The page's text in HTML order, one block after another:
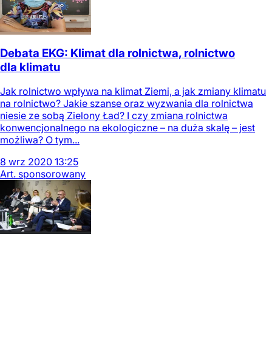
Debata EKG: Klimat dla rolnictwa, rolnictwo
dla klimatu
Jak rolnictwo wpływa na klimat Ziemi, a jak zmiany klimatu
na rolnictwo? Jakie szanse oraz wyzwania dla rolnictwa
niesie ze sobą Zielony Ład? I czy zmiana rolnictwa
konwencjonalnego na ekologiczne – na duża skalę – jest
możliwa? O tym...
8 wrz 2020 13:25
Art. sponsorowany